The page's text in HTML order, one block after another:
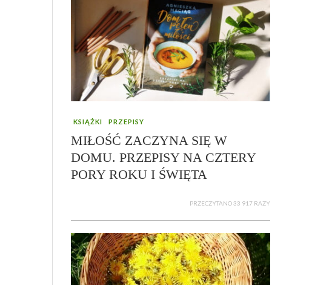
KSIĄŻKI PRZEPISY
MIŁOŚĆ ZACZYNA SIĘ W
DOMU. PRZEPISY NA CZTERY
PORY ROKU I ŚWIĘTA
PRZECZYTANO 33 917 RAZY